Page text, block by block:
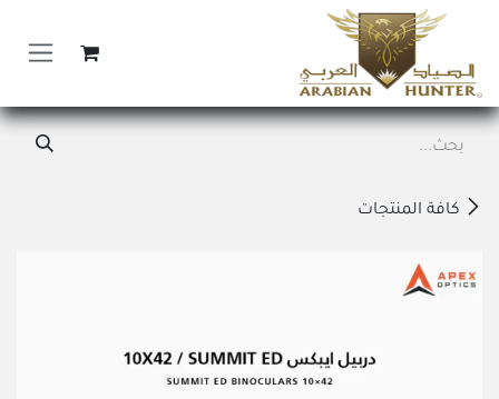
تخطي للذهاب إلى المحتوى
كافة المنتجات